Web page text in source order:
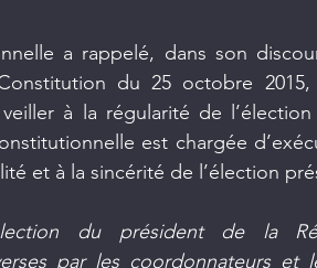
a rappelé, dans son
du 25 octobre
à la régularité de
est chargée
et à la sincérité de l’élection
du président de la
par les coordonnateurs et